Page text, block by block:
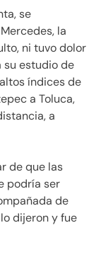
se
la
ni tuvo dolor
su estudio de
índices de
a Toluca,
a
de que las
podría ser
de
dijeron y fue